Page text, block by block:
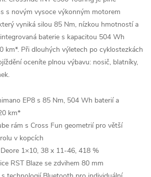
s novým vysoce výkonným motorem
vyniká silou 85 Nm, nízkou hmotností a
baterie s kapacitou 504 Wh
km*. Při dlouhých výletech po cyklostezkách
oceníte plnou výbavu: nosič, blatníky,
EP8 s 85 Nm, 504 Wh baterií a
km*
rám s Cross Fun geometrií pro větší
v kopcích
1×10, 38 x 11-46, 418 %
RST Blaze se zdvihem 80 mm